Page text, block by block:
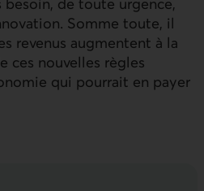
Somme toute, il
revenus augmentent à la
ces nouvelles règles
qui pourrait en payer